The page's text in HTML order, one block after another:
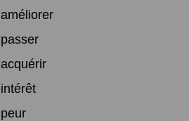
améliorer
passer
acquérir
intérêt
peur